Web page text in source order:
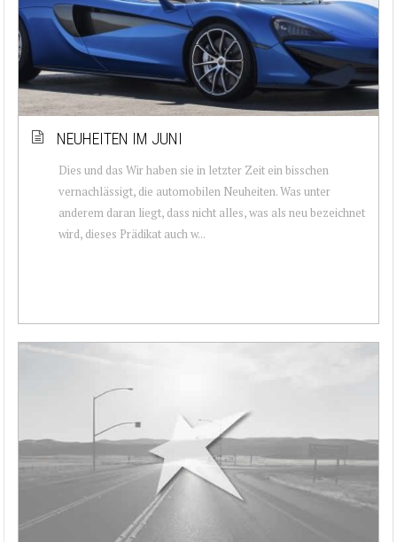
NEUHEITEN IM JUNI
Dies und das Wir haben sie in letzter Zeit ein bisschen
vernachlässigt, die automobilen Neuheiten. Was unter
anderem daran liegt, dass nicht alles, was als neu bezeichnet
wird, dieses Prädikat auch w...